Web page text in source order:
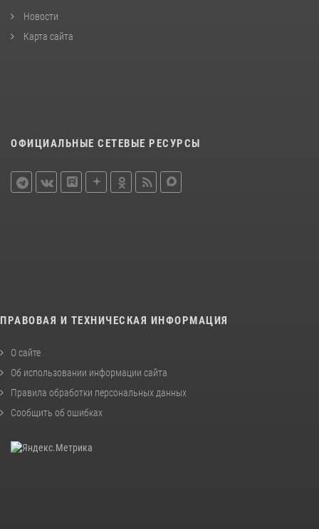
Новости
Карта сайта
ОФИЦИАЛЬНЫЕ СЕТЕВЫЕ РЕСУРСЫ
ПРАВОВАЯ И ТЕХНИЧЕСКАЯ ИНФОРМАЦИЯ
О сайте
Об использовании информации сайта
Правила обработки персональных данных
Сообщить об ошибках